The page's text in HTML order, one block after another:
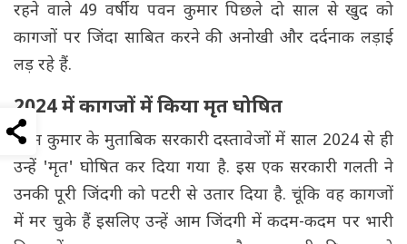
रहने वाले 49 वर्षीय पवन कुमार पिछले दो साल से खुद को
कागजों पर जिंदा साबित करने की अनोखी और दर्दनाक लड़ाई
लड़ रहे हैं.
2024 में कागजों में किया मृत घोषित
पवन कुमार के मुताबिक सरकारी दस्तावेजों में साल 2024 से ही
उन्हें 'मृत' घोषित कर दिया गया है. इस एक सरकारी गलती ने
उनकी पूरी जिंदगी को पटरी से उतार दिया है. चूंकि वह कागजों
में मर चुके हैं इसलिए उन्हें आम जिंदगी में कदम-कदम पर भारी